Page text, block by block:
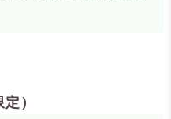
）